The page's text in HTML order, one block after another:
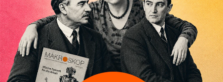
Inhaltsverzeichnis
in Deutschland einzigartig.
MAKROSKOP steht für
das große Ganze. Wir
haben einen Blick auf
Geld, Wirtschaft und
Politik, den Sie so
woanders nicht finden.
bringen frische Luft in die
engen und verstaubten
Debattenräume.
Brauchen Sie auch frische
Luft? Dann folgen Sie
einfach dem Button.